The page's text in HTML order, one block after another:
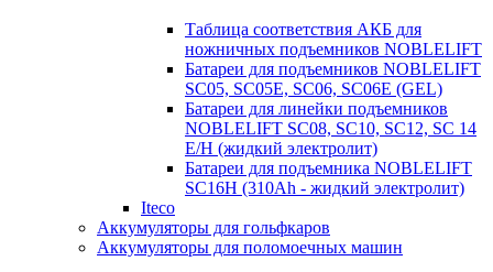
Таблица соответствия АКБ для
ножничных подъемников NOBLELIFT
Батареи для подъемников NOBLELIFT
SC05, SC05E, SC06, SC06E (GEL)
Батареи для линейки подъемников
NOBLELIFT SC08, SC10, SC12, SC 14
E/H (жидкий электролит)
Батареи для подъемника NOBLELIFT
SC16H (310Ah - жидкий электролит)
Iteco
Аккумуляторы для гольфкаров
Аккумуляторы для поломоечных машин